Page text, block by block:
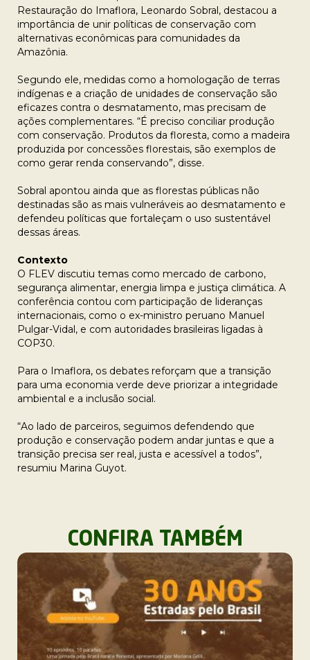
Restauração do Imaflora, Leonardo Sobral, destacou a
importância de unir políticas de conservação com
alternativas econômicas para comunidades da
Amazônia.
Segundo ele, medidas como a homologação de terras
indígenas e a criação de unidades de conservação são
eficazes contra o desmatamento, mas precisam de
ações complementares. “É preciso conciliar produção
com conservação. Produtos da floresta, como a madeira
produzida por concessões florestais, são exemplos de
como gerar renda conservando”, disse.
Sobral apontou ainda que as florestas públicas não
destinadas são as mais vulneráveis ao desmatamento e
defendeu políticas que fortaleçam o uso sustentável
dessas áreas.
Contexto
O FLEV discutiu temas como mercado de carbono,
segurança alimentar, energia limpa e justiça climática. A
conferência contou com participação de lideranças
internacionais, como o ex-ministro peruano Manuel
Pulgar-Vidal, e com autoridades brasileiras ligadas à
COP30.
Para o Imaflora, os debates reforçam que a transição
para uma economia verde deve priorizar a integridade
ambiental e a inclusão social.
“Ao lado de parceiros, seguimos defendendo que
produção e conservação podem andar juntas e que a
transição precisa ser real, justa e acessível a todos”,
resumiu Marina Guyot.
CONFIRA TAMBÉM